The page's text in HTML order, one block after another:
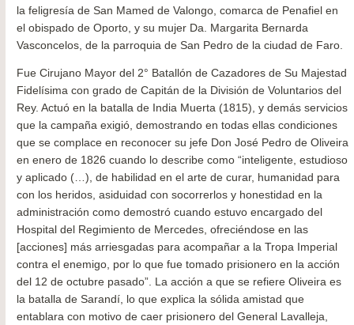
la feligresía de San Mamed de Valongo, comarca de Penafiel en
el obispado de Oporto, y su mujer Da. Margarita Bernarda
Vasconcelos, de la parroquia de San Pedro de la ciudad de Faro.
Fue Cirujano Mayor del 2° Batallón de Cazadores de Su Majestad
Fidelísima con grado de Capitán de la División de Voluntarios del
Rey. Actuó en la batalla de India Muerta (1815), y demás servicios
que la campaña exigió, demostrando en todas ellas condiciones
que se complace en reconocer su jefe Don José Pedro de Oliveira
en enero de 1826 cuando lo describe como “inteligente, estudioso
y aplicado (…), de habilidad en el arte de curar, humanidad para
con los heridos, asiduidad con socorrerlos y honestidad en la
administración como demostró cuando estuvo encargado del
Hospital del Regimiento de Mercedes, ofreciéndose en las
[acciones] más arriesgadas para acompañar a la Tropa Imperial
contra el enemigo, por lo que fue tomado prisionero en la acción
del 12 de octubre pasado”. La acción a que se refiere Oliveira es
la batalla de Sarandí, lo que explica la sólida amistad que
entablara con motivo de caer prisionero del General Lavalleja,